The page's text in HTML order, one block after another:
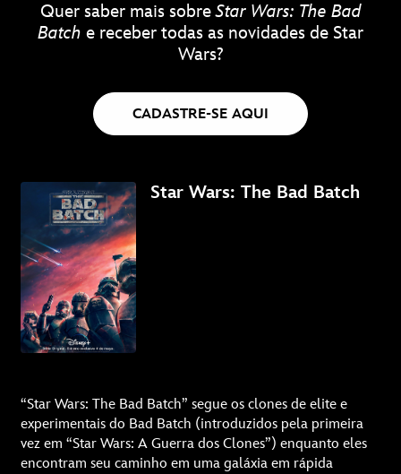
Quer saber mais sobreStar Wars: The Bad
Batch e receber todas as novidades de Star
Wars?
CADASTRE-SE AQUI
Star Wars: The Bad Batch
“Star Wars: The Bad Batch” segue os clones de elite e
experimentais do Bad Batch (introduzidos pela primeira
vez em “Star Wars: A Guerra dos Clones”) enquanto eles
encontram seu caminho em uma galáxia em rápida